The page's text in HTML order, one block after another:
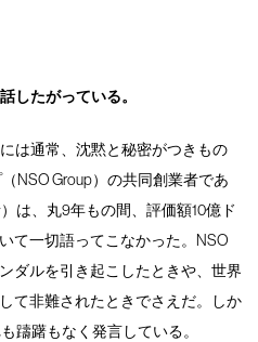
したがっている。
は通常、沈黙と秘密がつきもの
NSO Group）の共同創業者であ
は、丸9年もの間、評価額10億ド
て一切語ってこなかった。NSO
ダルを引き起こしたときや、世界
て非難されたときでさえだ。しか
躊躇もなく発言している。